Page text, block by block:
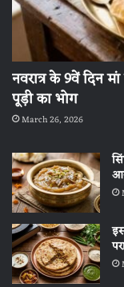
नवरात्र के 9वें दिन
पूड़ी का भोग
March 26, 2026